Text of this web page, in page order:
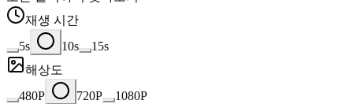
재생 시간
5s
10s
15s
해상도
480P
720P
1080P